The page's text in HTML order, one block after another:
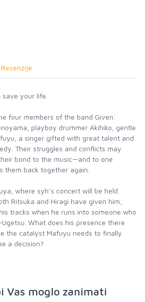
Recenzije
your life.
four members of the band Given:
playboy drummer Akihiko, gentle
a singer gifted with great talent and
Their struggles and conflicts may
bond to the music—and to one
them back together again.
where syh’s concert will be held.
Ritsuka and Hiragi have given him,
tracks when he runs into someone who
What does his presence there
the catalyst Mafuyu needs to finally
a decision?
Vas moglo zanimati